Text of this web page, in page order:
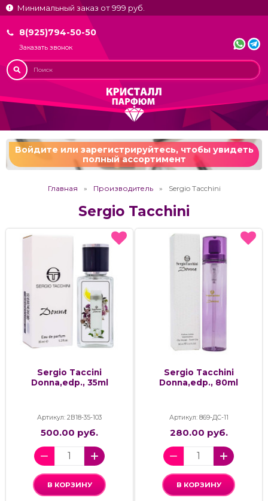
Минимальный заказ от 999 руб.
8(925)794-50-50
Заказать звонок
Войдите или зарегистрируйтесь,чтобы увидеть
полный ассортимент
Главная Производитель Sergio Tacchini
Sergio Tacchini
Sergio Taccini
Donna,edp., 35ml
Артикул: 2В18-35-103
500.00 руб.
В КОРЗИНУ
Sergio Tacchini
Donna,edp., 80ml
Артикул: 869-ДС-11
280.00 руб.
В КОРЗИНУ